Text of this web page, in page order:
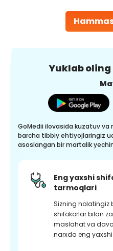
Yuklab oling
GoMedii ilovasida kuzatuv
barcha tibbiy ehtiyojlaringiz
asoslangan bir martalik
Eng yaxshi
tarmoqlari
Sizning holatingiz
shifokorlar bilan
maslahat va
narxda eng